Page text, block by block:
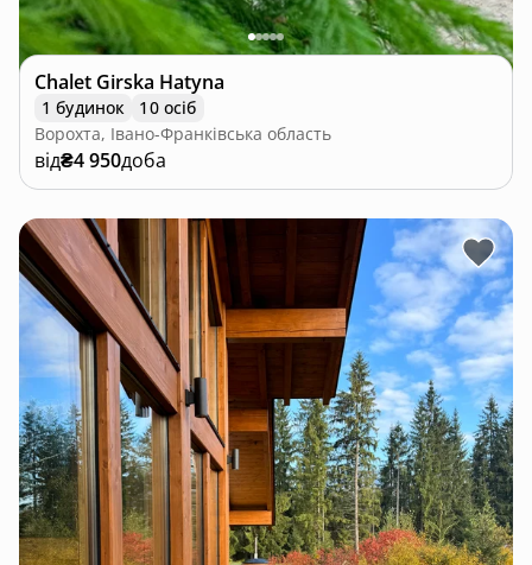
Chalet Girska Hatyna
1 будинок
10 осіб
Ворохта, Івано-Франківська область
від₴4 950доба